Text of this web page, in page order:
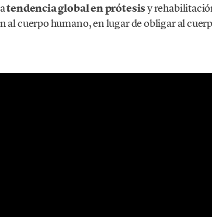
tendencia global en prótesisy
al cuerpo humano, en lugar de obligar al